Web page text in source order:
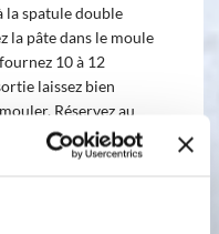
la spatule double
la pâte dans le moule
10 à 12
laissez bien
Réservez au
noir. Préparez